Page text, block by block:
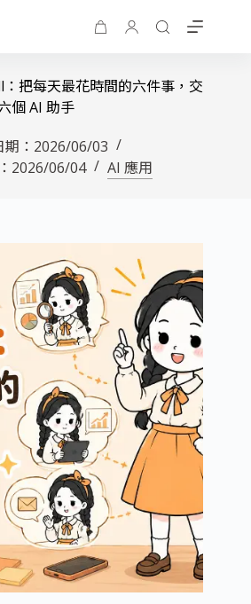
把每天最花時間的六件事，交
個 AI 助手
： 2026/06/03
2026/06/04 AI 應用